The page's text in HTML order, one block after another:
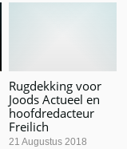
Rugdekking voor
Joods Actueel en
hoofdredacteur
Freilich
21 Augustus 2018